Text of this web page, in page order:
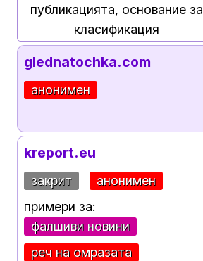
публикацията, основание за
класификация
glednatochka.com
анонимен
kreport.eu
закрит
анонимен
примери за:
фалшиви новини
реч на омразата